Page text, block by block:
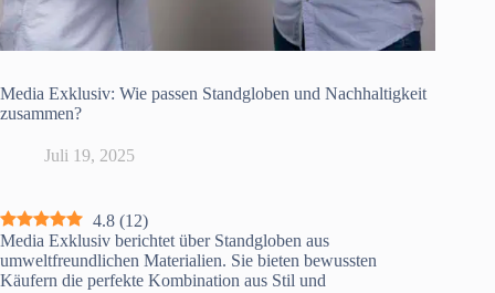
Media Exklusiv: Wie passen Standgloben und Nachhaltigkeit
zusammen?
Juli 19, 2025
4.8 (12)
Media Exklusiv berichtet über Standgloben aus
umweltfreundlichen Materialien. Sie bieten bewussten
Käufern die perfekte Kombination aus Stil und